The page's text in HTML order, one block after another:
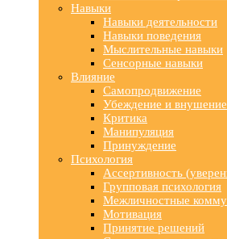
Навыки
Навыки деятельности
Навыки поведения
Мыслительные навыки
Сенсорные навыки
Влияние
Самопродвижение
Убеждение и внушение
Критика
Манипуляция
Принуждение
Психология
Ассертивность
Групповая психология
Межличностные
Мотивация
Принятие решений